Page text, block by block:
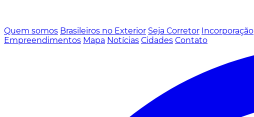
Quem somos Brasileiros no Exterior Seja Corretor Incorporação
Empreendimentos Mapa Notícias Cidades Contato